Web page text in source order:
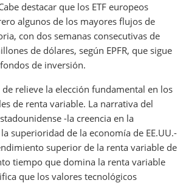
destacar que los ETF europeos
algunos de los mayores flujos de
con dos semanas consecutivas de
de dólares, según EPFR, que sigue
de inversión.
relieve la elección fundamental en los
de renta variable. La narrativa del
-la creencia en la
superioridad de la economía de EE.UU.-
superior de la renta variable de
tiempo que domina la renta variable
que los valores tecnológicos